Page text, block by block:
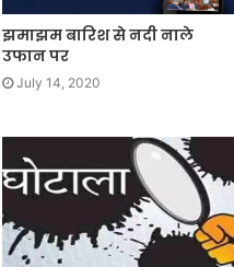
झमाझम बारिश से नदी नाले
उफान पर
July 14, 2020